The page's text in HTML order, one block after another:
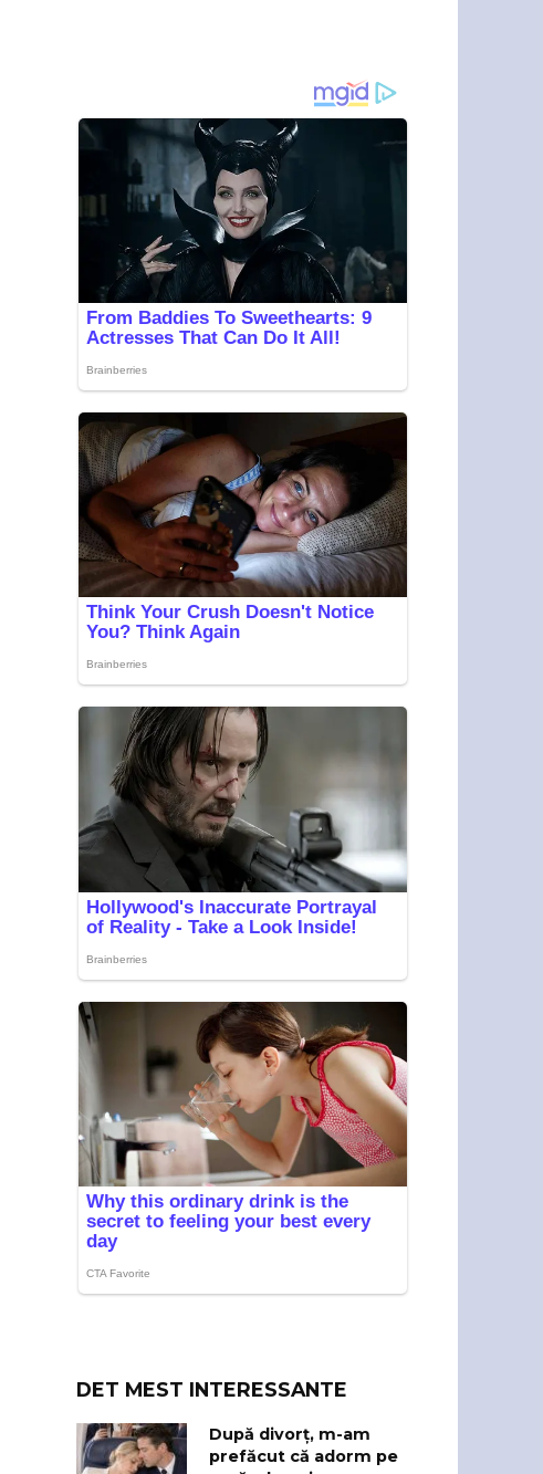
DET MEST INTERESSANTE
După divorț, m-am
prefăcut că adorm pe